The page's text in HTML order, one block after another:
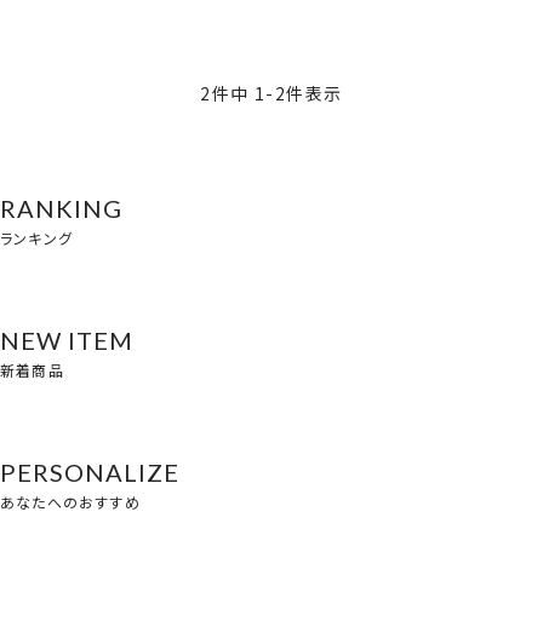
2件中 1- 2件表示
RANKING
ランキング
NEW ITEM
新着商品
PERSONALIZE
あなたへのおすすめ